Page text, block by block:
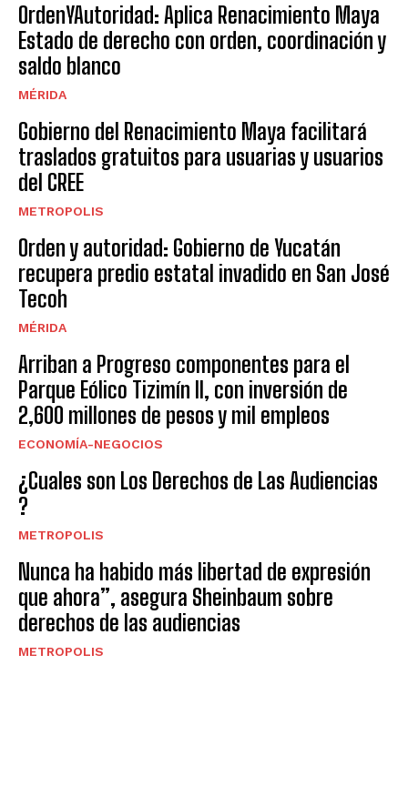
OrdenYAutoridad: Aplica Renacimiento Maya
Estado de derecho con orden, coordinación y
saldo blanco
MÉRIDA
Gobierno del Renacimiento Maya facilitará
traslados gratuitos para usuarias y usuarios
del CREE
METROPOLIS
Orden y autoridad: Gobierno de Yucatán
recupera predio estatal invadido en San José
Tecoh
MÉRIDA
Arriban a Progreso componentes para el
Parque Eólico Tizimín II, con inversión de
2,600 millones de pesos y mil empleos
ECONOMÍA-NEGOCIOS
¿Cuales son Los Derechos de Las Audiencias
?
METROPOLIS
Nunca ha habido más libertad de expresión
que ahora”, asegura Sheinbaum sobre
derechos de las audiencias
METROPOLIS